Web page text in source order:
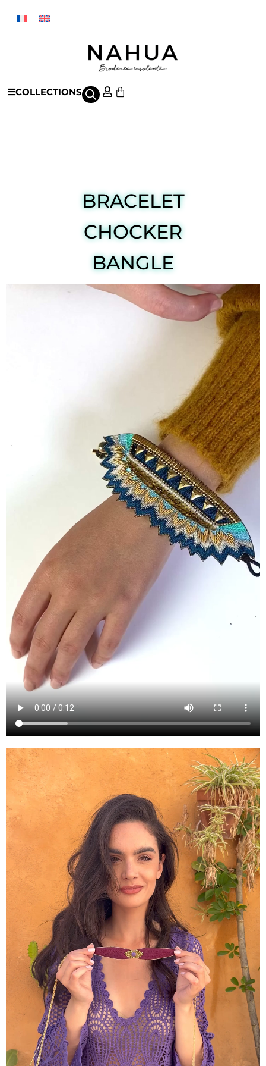
COLLECTIONS
BRACELET
CHOCKER
BANGLE